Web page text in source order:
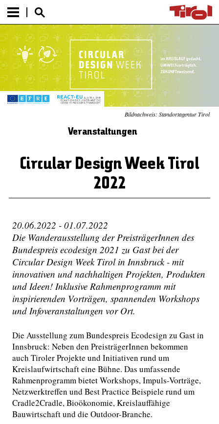
Bildnachweis: Standortagentur Tirol
Veranstaltungen
Circular Design Week Tirol
2022
20.06.2022 - 01.07.2022
Die Wanderausstellung der PreisträgerInnen des
Bundespreis ecodesign 2021 zu Gast bei der
Circular Design Week Tirol in Innsbruck - mit
innovativen und nachhaltigen Projekten, Produkten
und Ideen! Inklusive Rahmenprogramm mit
inspirierenden Vorträgen, spannenden Workshops
und Infoveranstaltungen vor Ort.
Die Ausstellung zum Bundespreis Ecodesign zu Gast in
Innsbruck: Neben den PreisträgerInnen bekommen
auch Tiroler Projekte und Initiativen rund um
Kreislaufwirtschaft eine Bühne. Das umfassende
Rahmenprogramm bietet Workshops, Impuls-Vorträge,
Netzwerktreffen und Best Practice Beispiele rund um
Cradle2Cradle, Bioökonomie, Kreislauffähige
Bauwirtschaft und die Outdoor-Branche.